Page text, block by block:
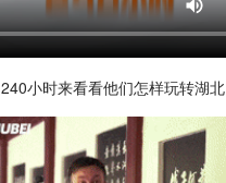
240小时来看看他们怎样玩转湖北